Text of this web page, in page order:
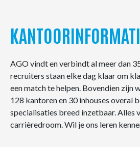
AGO vindt en verbindt al meer dan
recruiters staan elke dag klaar om
een match te helpen. Bovendien zijn
128 kantoren en 30 inhouses overal
specialisaties breed inzetbaar. Alles
carrièredroom. Wil je ons leren